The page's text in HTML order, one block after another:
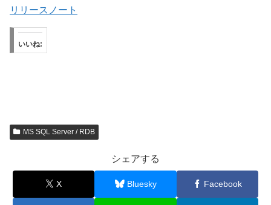
リリースノート
いいね:
MS SQL Server / RDB
シェアする
X Bluesky Facebook